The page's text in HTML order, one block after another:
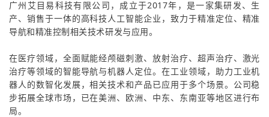
广州艾目易科技有限公司，成立于2017年，是一家集研发、生
产、销售于一体的高科技人工智能企业，致力于精准定位、精准
导航和精准控制相关技术研发与应用。
在医疗领域，全面赋能经颅磁刺激、放射治疗、超声治疗、激光
治疗等领域的智能导航与机器人定位。在工业领域，助力工业机
器人的数智化发展，相关技术和产品已应用于多个场景。公司稳
步拓展全球市场，已在美洲、欧洲、中东、东南亚等地区进行布
局。